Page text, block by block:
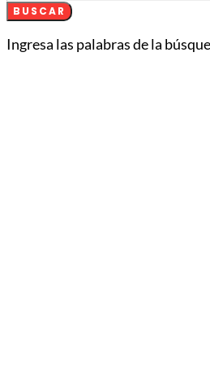
BUSCAR
Ingresa las palabras de la